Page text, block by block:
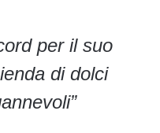
per il suo
di dolci